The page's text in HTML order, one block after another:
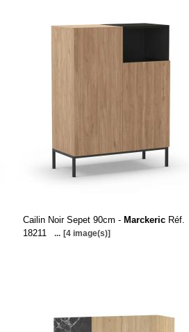
Cailin Noir Sepet 90cm - Marckeric Réf.
18211
... [4 image(s)]